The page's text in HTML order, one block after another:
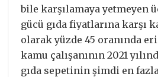
bile karşılamaya yetmeyen
gücü gıda fiyatlarına karşı
olarak yüzde 45 oranında
kamu çalışanının 2021
gıda sepetinin şimdi en